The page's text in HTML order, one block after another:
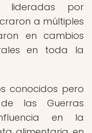
lideradas por
a múltiples
en cambios
en toda la
conocidos pero
las Guerras
en la